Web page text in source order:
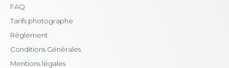
FAQ
Tarifs photographe
Règlement
Conditions Générales
Mentions légales